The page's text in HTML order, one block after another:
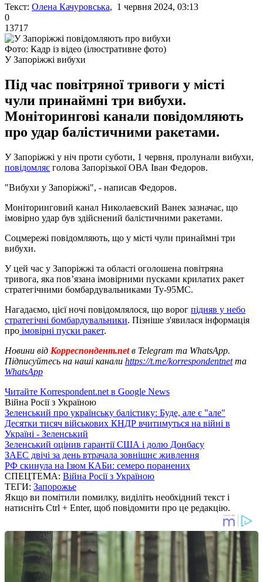
Текст: Олена Качуровська, 1 червня 2024, 03:13
0
13717
Фото: Кадр із відео (ілюстративне фото)
У Запоріжжі вибухи
Під час повітряної тривоги у місті
чули принаймні три вибухи.
Моніторингові канали повідомляють
про удар балістичними ракетами.
У Запоріжжі у ніч проти суботи, 1 червня, пролунали вибухи,
повідомляє голова Запорізької ОВА Іван Федоров.
"Вибухи у Запоріжжі", - написав Федоров.
Моніторинговий канал Николаевский Ванек зазначає, що
імовірно удар був здійснений балістичними ракетами.
Соцмережі повідомляють, що у місті чули принаймні три
вибухи.
У цей час у Запоріжжі та області оголошена повітряна
тривога, яка повʼязана імовірними пусками крилатих ракет
стратегічними бомбардувальниками Ту-95МС.
Нагадаємо, цієї ночі повідомлялося, що ворог підняв у небо
стратегічні бомбардувальники. Пізніше з'явилася інформація
про імовірні пуски ракет.
Новини від Корреспондент.netв Telegram та WhatsApp.
Підписуйтесь на наші канали https://t.me/korrespondentnetта
WhatsApp
Читайте Korrespondent.net в Google News
Війна Росії з Україною
Зеленський про українську балістику: Буде, але є "але"
Десятки тисяч військових КНДР вчитимуться на війні в
Україні - Зеленський
Зеленський оцінив гарантії США і долю Донбасу
ЗАЕС двічі за день втрачала зовнішнє живлення
РФ скинула на Ізюм КАБи: семеро поранених
СПЕЦТЕМА: Війна Росії з Україною
ТЕГИ: Запорожье
Якщо ви помітили помилку, виділіть необхідний текст і
натисніть Ctrl + Enter, щоб повідомити про це редакцію.